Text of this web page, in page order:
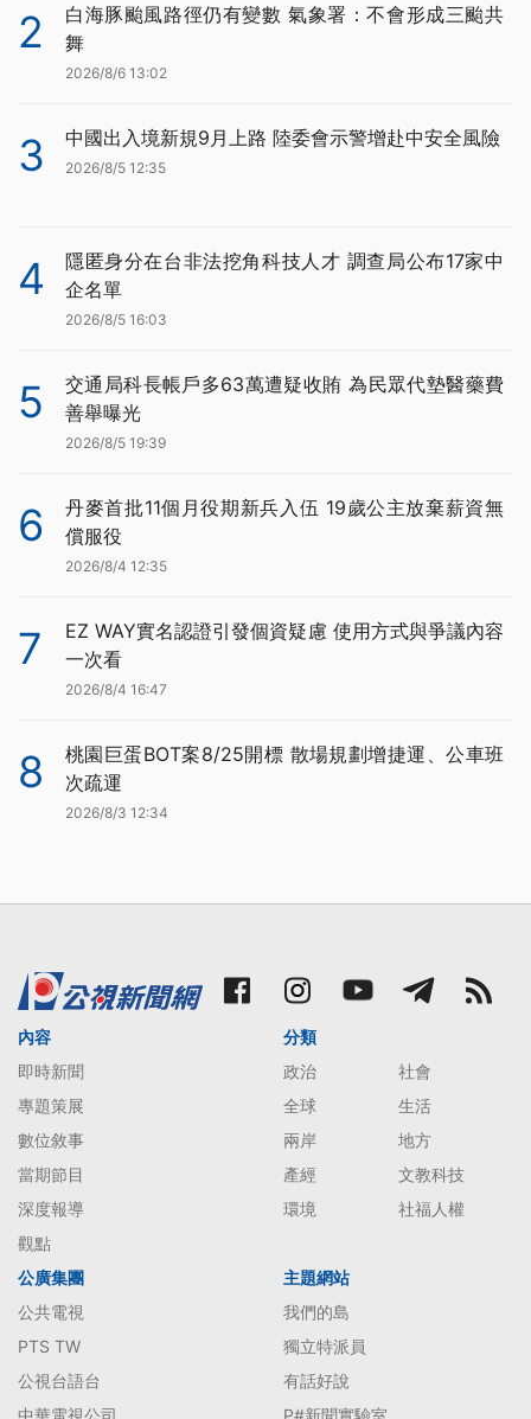
2
白海豚颱風路徑仍有變數 氣象署：不會形成三颱共
舞
2026/8/6 13:02
3 中國出入境新規9月上路 陸委會示警增赴中安全風險
2026/8/5 12:35
4
隱匿身分在台非法挖角科技人才 調查局公布17家中
企名單
2026/8/5 16:03
5
交通局科長帳戶多63萬遭疑收賄 為民眾代墊醫藥費
善舉曝光
2026/8/5 19:39
6
丹麥首批11個月役期新兵入伍 19歲公主放棄薪資無
償服役
2026/8/4 12:35
7
EZ WAY實名認證引發個資疑慮 使用方式與爭議內容
一次看
2026/8/4 16:47
8
桃園巨蛋BOT案8/25開標 散場規劃增捷運、公車班
次疏運
2026/8/3 12:34
內容
即時新聞
專題策展
數位敘事
當期節目
深度報導
觀點
分類
政治
社會
全球
生活
兩岸
地方
產經
文教科技
環境
社福人權
公廣集團
公共電視
PTS TW
公視台語台
中華電視公司
主題網站
我們的島
獨立特派員
有話好說
P#新聞實驗室